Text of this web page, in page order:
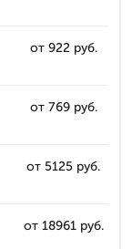
от 922 руб.
от 769 руб.
от 5125 руб.
от 18961 руб.